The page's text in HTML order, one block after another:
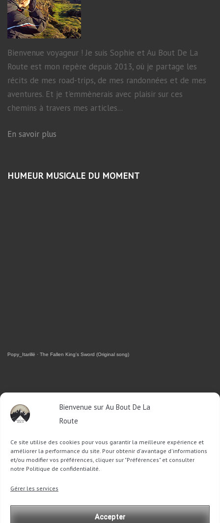
Bienvenue sur Au Bout De La
Route
Ce site utilise des cookies pour vous garantir la meilleure expérience et
améliorer la performance du site. Pour obtenir d'avantage d'informations
et/ou modifier vos préférences, cliquer sur "Préférences" et consulter
notre Politique de confidentialité.
Gérer les services
Accepter
Bienvenue voyageur ! Je suis Sophie et Au Bout De La
Route est mon repère depuis 2013, où je partage les
récits de mes road-trips, de mes randonnées et de mes
aventures. Et je t'emmènerais avec plaisir sur ces
chemins à travers mes articles...
En savoir plus
HUMEUR MUSICALE DU MOMENT
Popy_Itarillë · The Fallen King's Sword (Original song)
RETROUVEZ-MOI SUR FACEBOOK
OU SUR TWITTER
Follow @Sophie_ABDLRTweet to @Sophie_ABDLR
: